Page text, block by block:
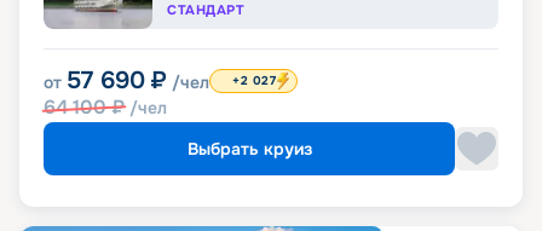
СТАНДАРТ
от 57 690 ₽ /чел
64 100₽ /чел
+2 027
Выбрать круиз